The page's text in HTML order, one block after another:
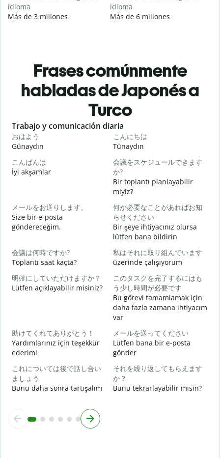
idioma
Más de 3 millones
idioma
Más de 6 millones
Frases comúnmente
habladas de Japonés a
Turco
Slide 1 of 6
Trabajo y comunicación diaria
おはよう
Günaydın
こんにちは
Tünaydın
こんばんは
İyi akşamlar
会議をスケジュールできます
か?
Bir toplantı planlayabilir
miyiz?
メールをお送りします。
Size bir e-posta
göndereceğim.
何か必要なことがあればお知
らせください
Bir şeye ihtiyacınız olursa
lütfen bana bildirin
会議は何時ですか?
Toplantı saat kaçta?
私はそれに取り組んでいます
üzerinde çalışıyorum
明確にしていただけますか？
Lütfen açıklayabilir misiniz?
このタスクを完了するにはも
う少し時間が必要です
Bu görevi tamamlamak için
daha fazla zamana ihtiyacım
var
助けてくれてありがとう！
Yardımlarınız için teşekkür
ederim!
メールを送ってください
Lütfen bana bir e-posta
gönder
これについては後で話し合い
ましょう
Bunu daha sonra tartışalım
それを繰り返してもらえます
か？
Bunu tekrarlayabilir misin?